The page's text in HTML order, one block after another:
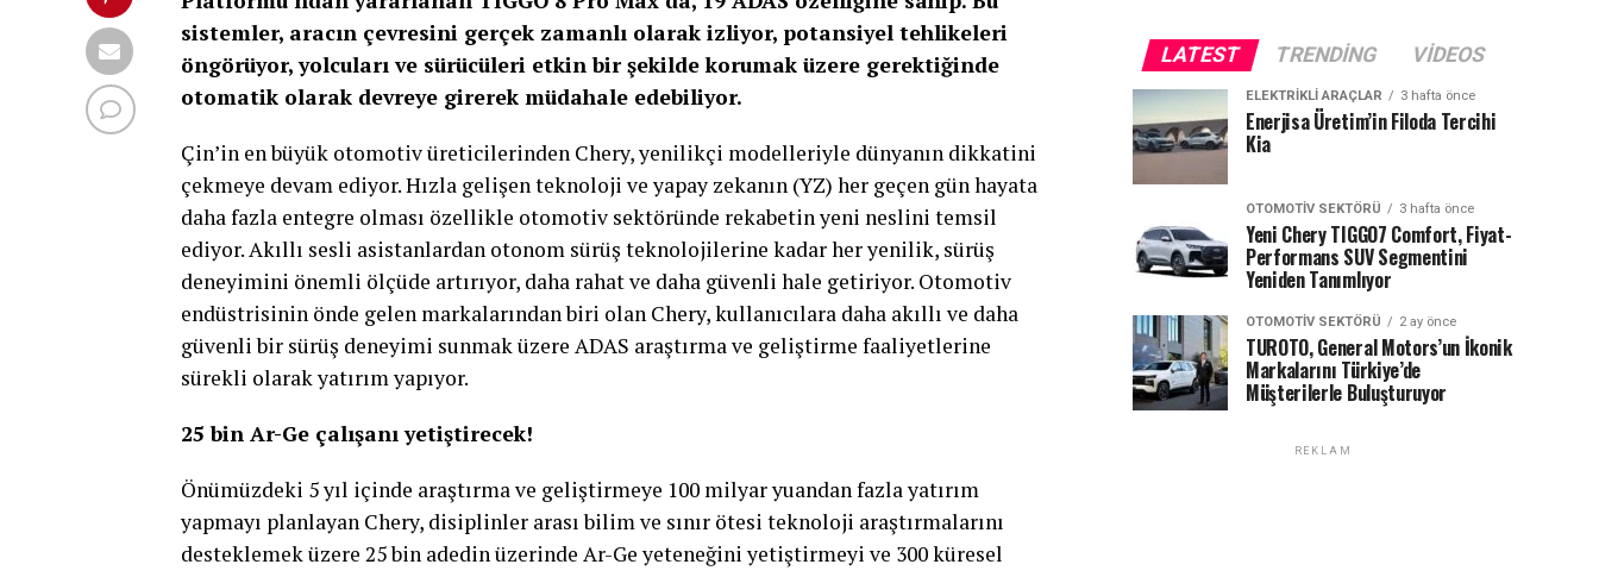
sistemler, aracın çevresini gerçek zamanlı olarak izliyor, potansiyel tehlikeleri
öngörüyor, yolcuları ve sürücüleri etkin bir şekilde korumak üzere gerektiğinde
otomatik olarak devreye girerek müdahale edebiliyor.
Çin’in en büyük otomotiv üreticilerinden Chery, yenilikçi modelleriyle dünyanın dikkatini
çekmeye devam ediyor. Hızla gelişen teknoloji ve yapay zekanın (YZ) her geçen gün hayata
daha fazla entegre olması özellikle otomotiv sektöründe rekabetin yeni neslini temsil
ediyor. Akıllı sesli asistanlardan otonom sürüş teknolojilerine kadar her yenilik, sürüş
deneyimini önemli ölçüde artırıyor, daha rahat ve daha güvenli hale getiriyor. Otomotiv
endüstrisinin önde gelen markalarından biri olan Chery, kullanıcılara daha akıllı ve daha
güvenli bir sürüş deneyimi sunmak üzere ADAS araştırma ve geliştirme faaliyetlerine
sürekli olarak yatırım yapıyor.
25 bin Ar-Ge çalışanı yetiştirecek!
Önümüzdeki 5 yıl içinde araştırma ve geliştirmeye 100 milyar yuandan fazla yatırım
yapmayı planlayan Chery, disiplinler arası bilim ve sınır ötesi teknoloji araştırmalarını
desteklemek üzere 25 bin adedin üzerinde Ar-Ge yeteneğini yetiştirmeyi ve 300 küresel
LATEST TRENDING VIDEOS
ELEKTRIKLI ARAÇLAR 3 hafta önce
Enerjisa Üretim’in Filoda Tercihi
Kia
OTOMOTIV SEKTÖRÜ 3 hafta önce
Yeni Chery TIGGO7 Comfort, Fiyat-
Performans SUV Segmentini
Yeniden Tanımlıyor
OTOMOTIV SEKTÖRÜ 2 ay önce
TUROTO, General Motors’un İkonik
Markalarını Türkiye’de
Müşterilerle Buluşturuyor
REKLAM